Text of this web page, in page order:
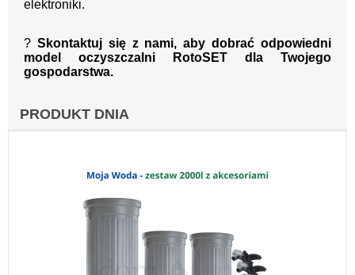
elektroniki.
? Skontaktuj się z nami, aby dobrać odpowiedni
model oczyszczalni RotoSET dla Twojego
gospodarstwa.
PRODUKT DNIA